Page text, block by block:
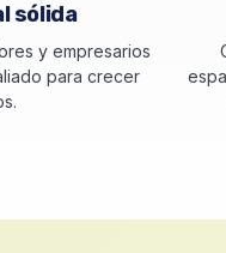
sólida
y empresarios
para crecer